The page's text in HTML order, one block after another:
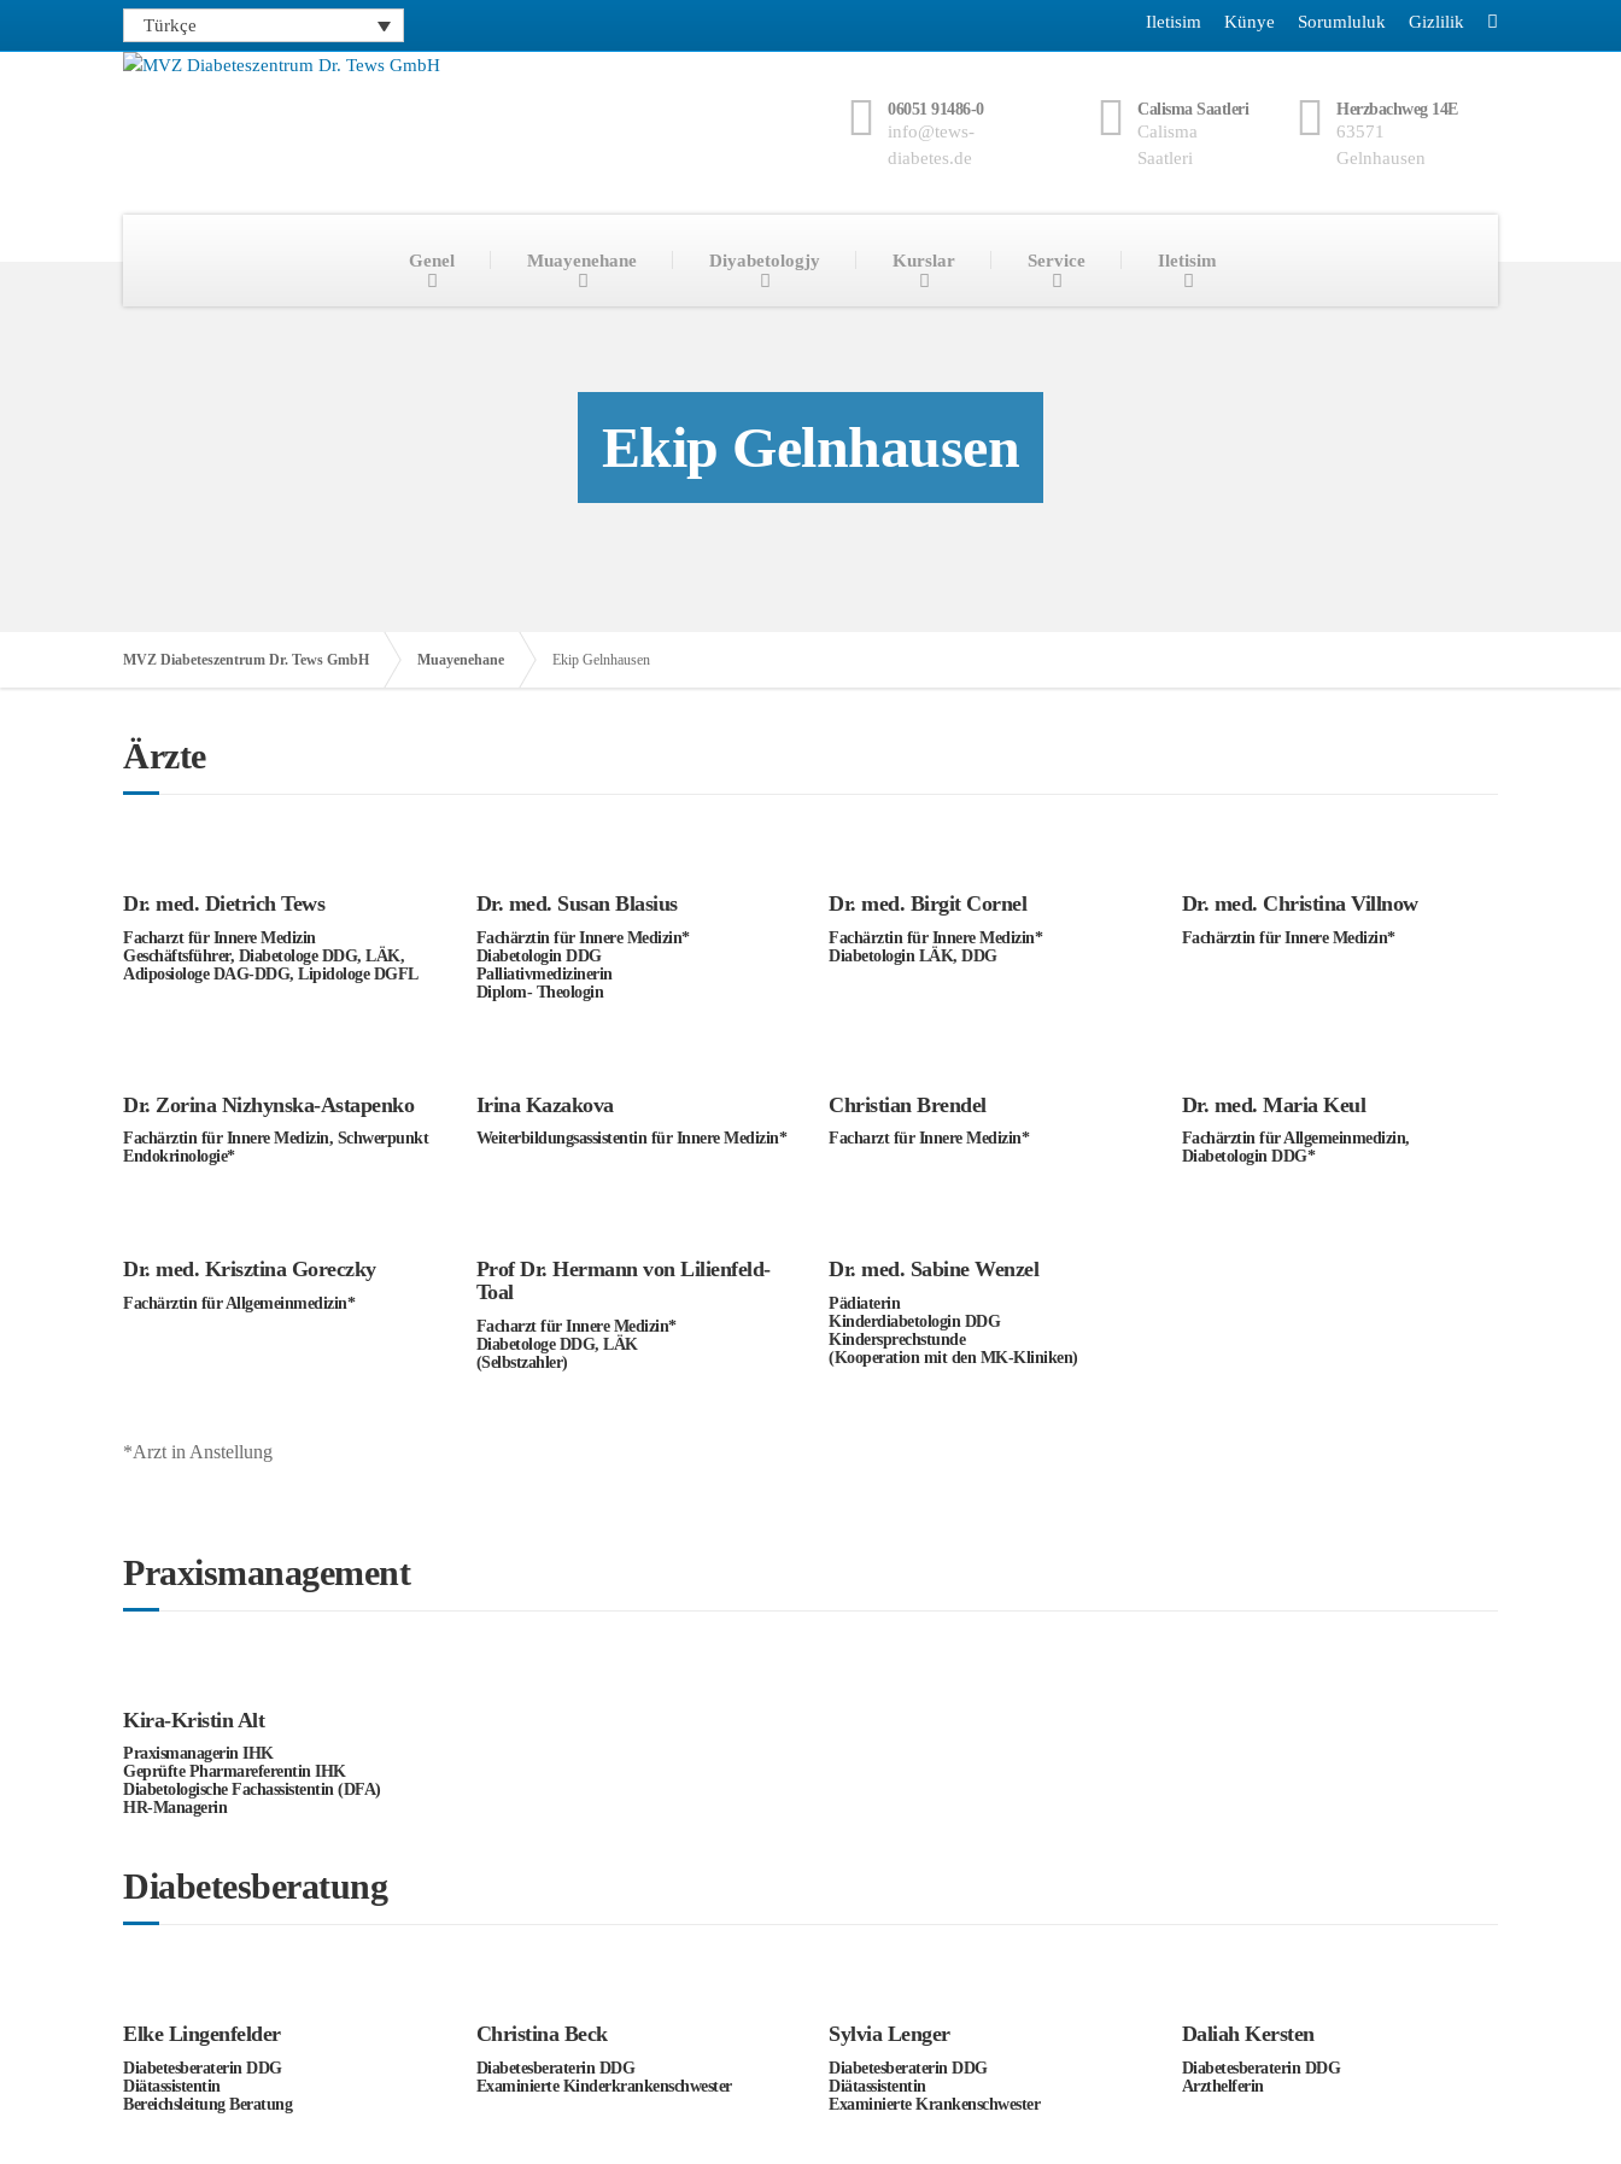
Türkçe Iletisim Künye Sorumluluk Gizlilik
06051 91486-0
info@tews-
diabetes.de
Calisma Saatleri
Calisma
Saatleri
Herzbachweg 14E
63571
Gelnhausen
Genel Muayenehane Diyabetologjy Kurslar Service Iletisim
Ekip Gelnhausen
MVZ Diabeteszentrum Dr. Tews GmbH Muayenehane Ekip Gelnhausen
Ärzte
Dr. med. Dietrich Tews
Facharzt für Innere Medizin
Geschäftsführer, Diabetologe DDG, LÄK,
Adiposiologe DAG-DDG, Lipidologe DGFL
Dr. med. Susan Blasius
Fachärztin für Innere Medizin*
Diabetologin DDG
Palliativmedizinerin
Diplom- Theologin
Dr. med. Birgit Cornel
Fachärztin für Innere Medizin*
Diabetologin LÄK, DDG
Dr. med. Christina Villnow
Fachärztin für Innere Medizin*
Dr. Zorina Nizhynska-Astapenko
Fachärztin für Innere Medizin, Schwerpunkt
Endokrinologie*
Irina Kazakova
Weiterbildungsassistentin für Innere Medizin*
Christian Brendel
Facharzt für Innere Medizin*
Dr. med. Maria Keul
Fachärztin für Allgemeinmedizin,
Diabetologin DDG*
Dr. med. Krisztina Goreczky
Fachärztin für Allgemeinmedizin*
Prof Dr. Hermann von Lilienfeld-
Toal
Facharzt für Innere Medizin*
Diabetologe DDG, LÄK
(Selbstzahler)
Dr. med. Sabine Wenzel
Pädiaterin
Kinderdiabetologin DDG
Kindersprechstunde
(Kooperation mit den MK-Kliniken)
*Arzt in Anstellung
Praxismanagement
Kira-Kristin Alt
Praxismanagerin IHK
Geprüfte Pharmareferentin IHK
Diabetologische Fachassistentin (DFA)
HR-Managerin
Diabetesberatung
Elke Lingenfelder
Diabetesberaterin DDG
Diätassistentin
Bereichsleitung Beratung
Christina Beck
Diabetesberaterin DDG
Examinierte Kinderkrankenschwester
Sylvia Lenger
Diabetesberaterin DDG
Diätassistentin
Examinierte Krankenschwester
Daliah Kersten
Diabetesberaterin DDG
Arzthelferin